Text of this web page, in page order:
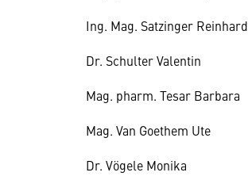
Ing. Mag. Satzinger Reinhard
Dr. Schulter Valentin
Mag. pharm. Tesar Barbara
Mag. Van Goethem Ute
Dr. Vögele Monika